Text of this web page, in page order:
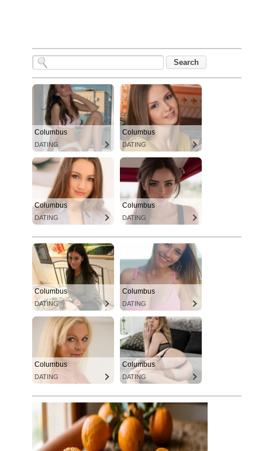
Columbus
DATING
Columbus
DATING
Columbus
DATING
Columbus
DATING
Columbus
DATING
Columbus
DATING
Columbus
DATING
Columbus
DATING